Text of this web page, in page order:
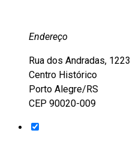
Endereço
Rua dos Andradas, 1223
Centro Histórico
Porto Alegre/RS
CEP 90020-009